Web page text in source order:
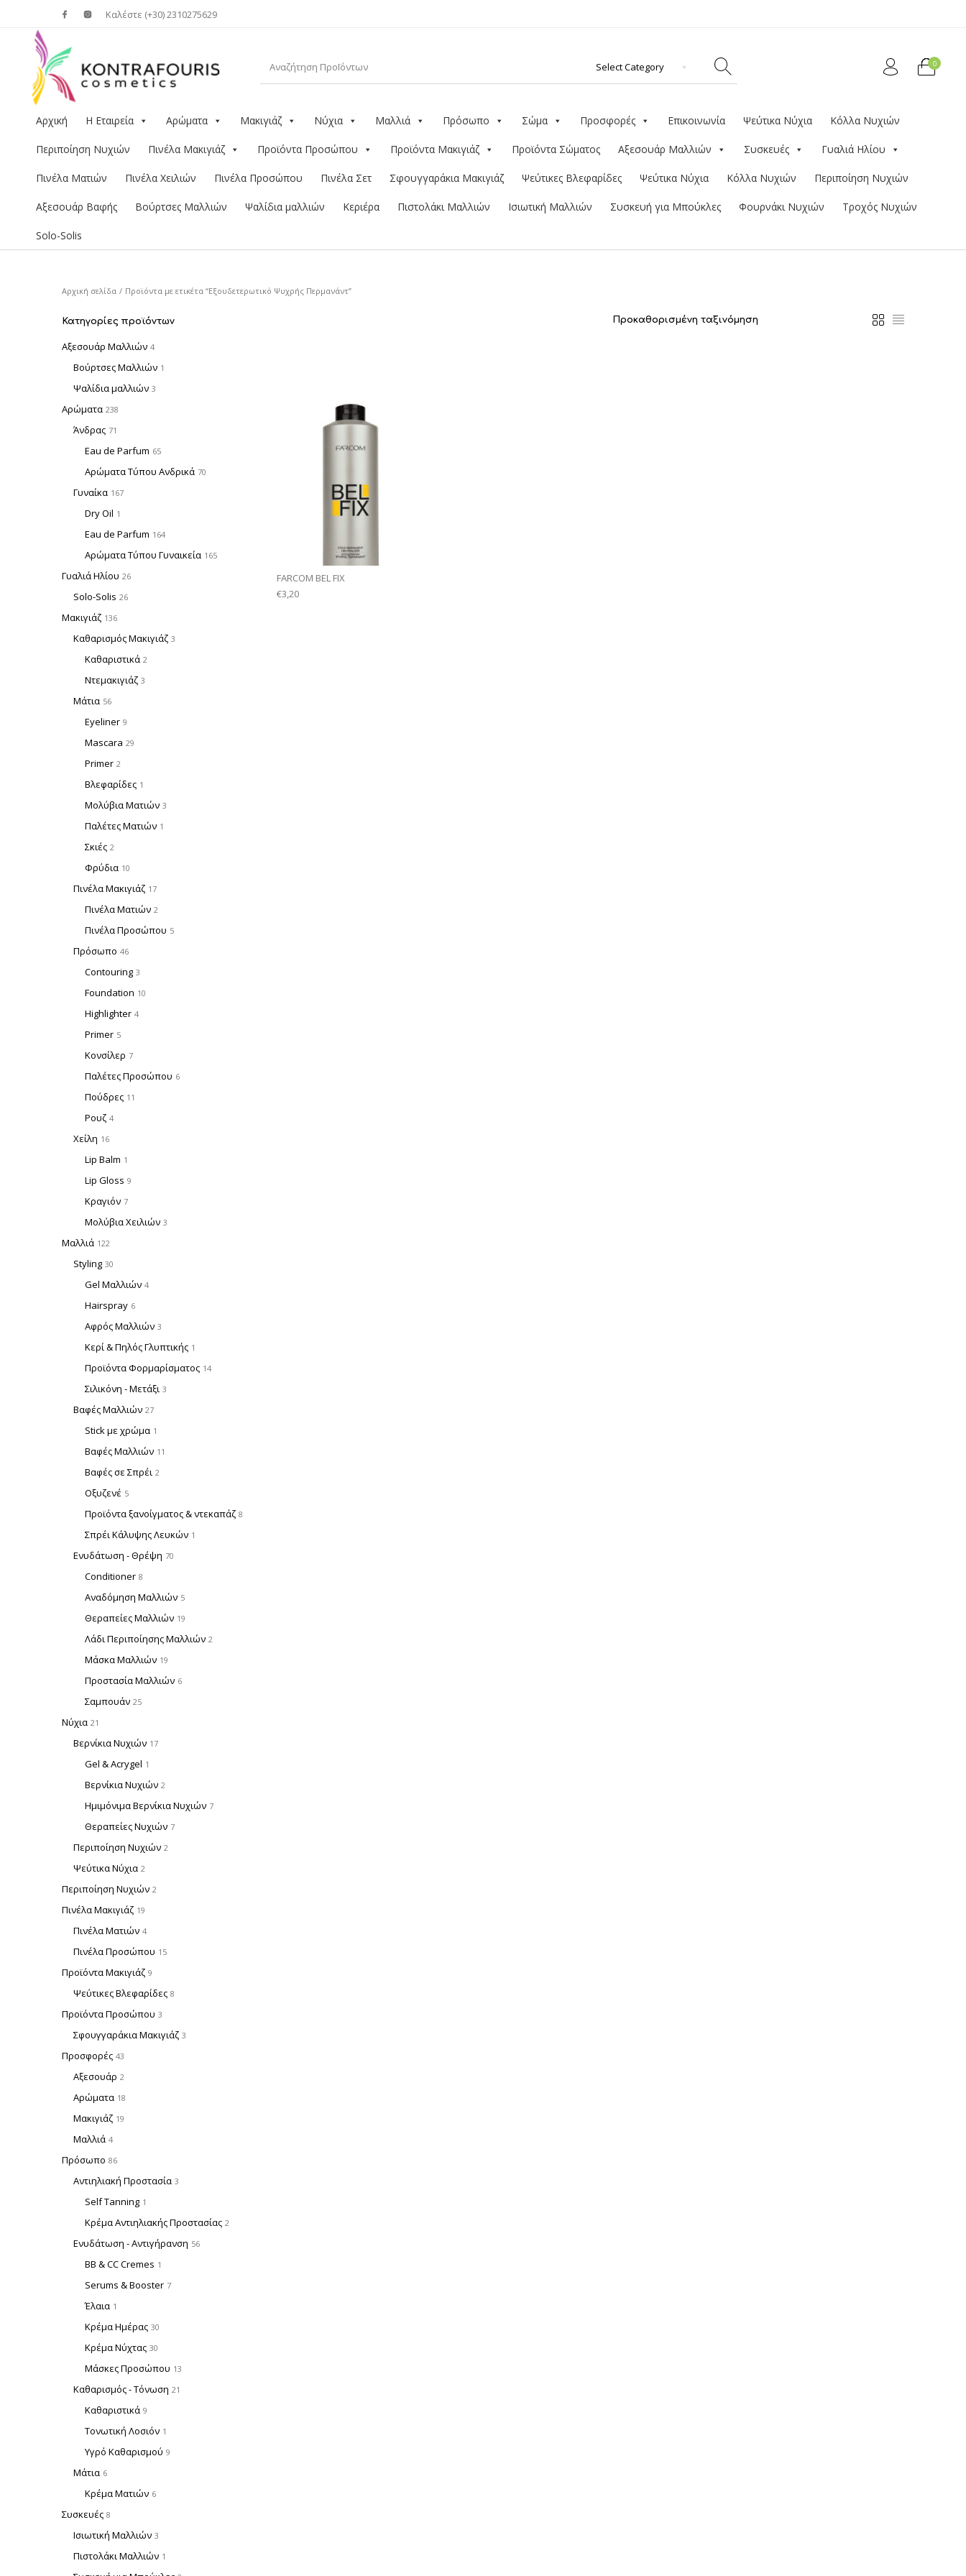
Καλέστε (+30) 2310275629
0
Αρχική Η Εταιρεία Αρώματα Μακιγιάζ Νύχια Μαλλιά Πρόσωπο Σώμα Προσφορές Επικοινωνία Ψεύτικα Νύχια Κόλλα Νυχιών
Περιποίηση Νυχιών Πινέλα Μακιγιάζ Προϊόντα Προσώπου Προϊόντα Μακιγιάζ Προϊόντα Σώματος Αξεσουάρ Μαλλιών Συσκευές Γυαλιά Ηλίου
Πινέλα Ματιών Πινέλα Χειλιών Πινέλα Προσώπου Πινέλα Σετ Σφουγγαράκια Μακιγιάζ Ψεύτικες Βλεφαρίδες Ψεύτικα Νύχια Κόλλα Νυχιών Περιποίηση Νυχιών
Αξεσουάρ Βαφής Βούρτσες Μαλλιών Ψαλίδια μαλλιών Κεριέρα Πιστολάκι Μαλλιών Ισιωτική Μαλλιών Συσκευή για Μπούκλες Φουρνάκι Νυχιών Τροχός Νυχιών
Solo-Solis
Αρχική σελίδα / Προϊόντα με ετικέτα “Εξουδετερωτικό Ψυχρής Περμανάντ”
Κατηγορίες προϊόντων
Αξεσουάρ Μαλλιών 4
Βούρτσες Μαλλιών 1
Ψαλίδια μαλλιών 3
Αρώματα 238
Άνδρας 71
Eau de Parfum 65
Αρώματα Τύπου Ανδρικά 70
Γυναίκα 167
Dry Oil 1
Eau de Parfum 164
Αρώματα Τύπου Γυναικεία 165
Γυαλιά Ηλίου 26
Solo-Solis 26
Μακιγιάζ 136
Καθαρισμός Μακιγιάζ 3
Καθαριστικά 2
Ντεμακιγιάζ 3
Μάτια 56
Eyeliner 9
Mascara 29
Primer 2
Βλεφαρίδες 1
Μολύβια Ματιών 3
Παλέτες Ματιών 1
Σκιές 2
Φρύδια 10
Πινέλα Μακιγιάζ 17
Πινέλα Ματιών 2
Πινέλα Προσώπου 5
Πρόσωπο 46
Contouring 3
Foundation 10
Highlighter 4
Primer 5
Κονσίλερ 7
Παλέτες Προσώπου 6
Πούδρες 11
Ρουζ 4
Χείλη 16
Lip Balm 1
Lip Gloss 9
Κραγιόν 7
Μολύβια Χειλιών 3
Μαλλιά 122
Styling 30
Gel Μαλλιών 4
Hairspray 6
Αφρός Μαλλιών 3
Κερί & Πηλός Γλυπτικής 1
Προϊόντα Φορμαρίσματος 14
Σιλικόνη - Μετάξι 3
Βαφές Μαλλιών 27
Stick με χρώμα 1
Βαφές Μαλλιών 11
Βαφές σε Σπρέι 2
Οξυζενέ 5
Προϊόντα ξανοίγματος & ντεκαπάζ 8
Σπρέι Κάλυψης Λευκών 1
Ενυδάτωση - Θρέψη 70
Conditioner 8
Αναδόμηση Μαλλιών 5
Θεραπείες Μαλλιών 19
Λάδι Περιποίησης Μαλλιών 2
Μάσκα Μαλλιών 19
Προστασία Μαλλιών 6
Σαμπουάν 25
Νύχια 21
Βερνίκια Νυχιών 17
Gel & Acrygel 1
Βερνίκια Νυχιών 2
Ημιμόνιμα Βερνίκια Νυχιών 7
Θεραπείες Νυχιών 7
Περιποίηση Νυχιών 2
Ψεύτικα Νύχια 2
Περιποίηση Νυχιών 2
Πινέλα Μακιγιάζ 19
Πινέλα Ματιών 4
Πινέλα Προσώπου 15
Προϊόντα Μακιγιάζ 9
Ψεύτικες Βλεφαρίδες 8
Προϊόντα Προσώπου 3
Σφουγγαράκια Μακιγιάζ 3
Προσφορές 43
Αξεσουάρ 2
Αρώματα 18
Μακιγιάζ 19
Μαλλιά 4
Πρόσωπο 86
Αντιηλιακή Προστασία 3
Self Tanning 1
Κρέμα Αντιηλιακής Προστασίας 2
Ενυδάτωση - Αντιγήρανση 56
BB & CC Cremes 1
Serums & Booster 7
Έλαια 1
Κρέμα Ημέρας 30
Κρέμα Νύχτας 30
Μάσκες Προσώπου 13
Καθαρισμός - Τόνωση 21
Καθαριστικά 9
Τονωτική Λοσιόν 1
Υγρό Καθαρισμού 9
Μάτια 6
Κρέμα Ματιών 6
Συσκευές 8
Ισιωτική Μαλλιών 3
Πιστολάκι Μαλλιών 1
FARCOM BEL FIX
€3,20